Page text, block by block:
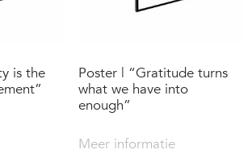
is the
Poster | “Gratitude turns
what we have into
enough”
Meer informatie